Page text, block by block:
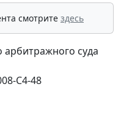
смотрите здесь
суда
С4-48